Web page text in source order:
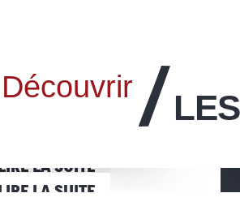
Découvrir
de la Mayt
LA SUITE
du Château
LA SUITE